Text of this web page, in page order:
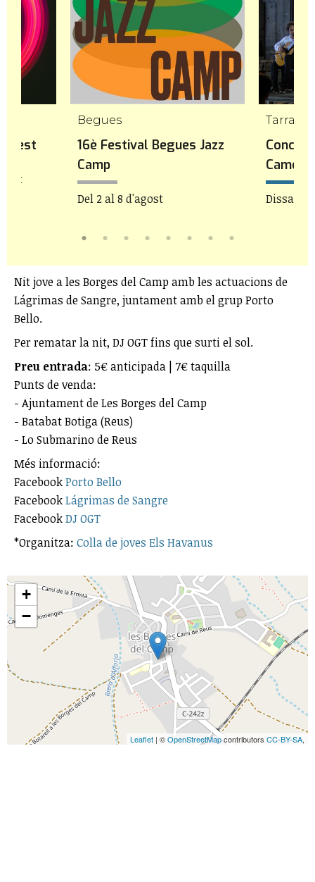
Begues
16è Festival Begues Jazz
Camp
Del 2 al 8 d'agost Dissabte
Nit jove a les Borges del Camp amb les actuacions de
Lágrimas de Sangre, juntament amb el grup Porto
Bello.
Per rematar la nit, DJ OGT fins que surti el sol.
Preu entrada: 5€ anticipada | 7€ taquilla
Punts de venda:
- Ajuntament de Les Borges del Camp
- Batabat Botiga (Reus)
- Lo Submarino de Reus
Més informació:
FacebookPorto Bello
FacebookLágrimas de Sangre
FacebookDJ OGT
*Organitza: Colla de joves Els Havanus
+
−
Leaflet | ©OpenStreetMapcontributors CC-BY-SA,